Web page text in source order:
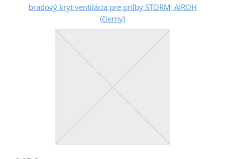
bradový kryt ventilácia pre prilby STORM, AIROH
(čierny)